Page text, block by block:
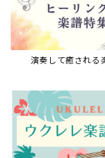
おすすめ記事
【第20回公開】なぜ
必要とするのか？祭
める現地ル